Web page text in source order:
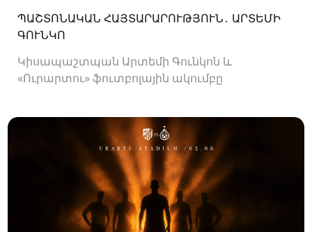
ՊԱՇՏՈՆԱԿԱՆ ՀԱՅՏԱՐԱՐՈՒԹՅՈՒՆ․ ԱՐՏԵՄԻ
ԳՈՒՆԿՈ
Կիսապաշտպան Արտեմի Գունկոն և
«Ուրարտու» ֆուտբոլային ակումբը